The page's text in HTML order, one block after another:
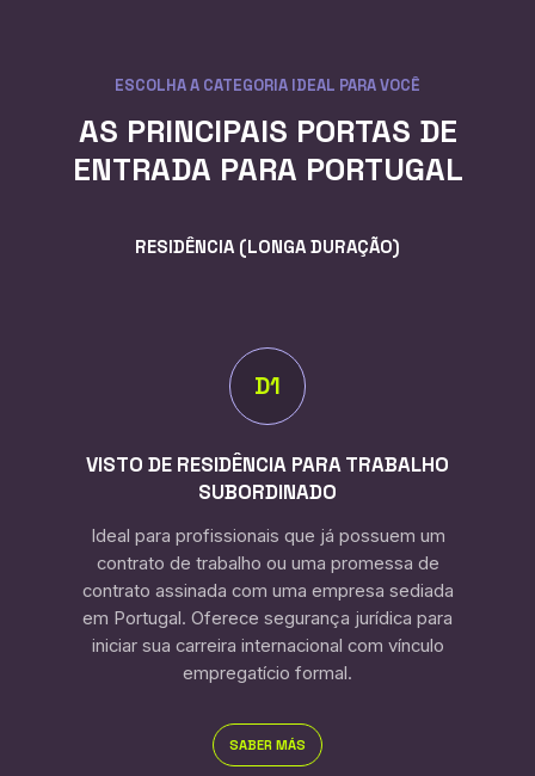
ESCOLHA A CATEGORIA IDEAL PARA VOCÊ
AS PRINCIPAIS PORTAS DE
ENTRADA PARA PORTUGAL
RESIDÊNCIA (LONGA DURAÇÃO)
D1
VISTO DE RESIDÊNCIA PARA TRABALHO
SUBORDINADO
Ideal para profissionais que já possuem um
contrato de trabalho ou uma promessa de
contrato assinada com uma empresa sediada
em Portugal. Oferece segurança jurídica para
iniciar sua carreira internacional com vínculo
empregatício formal.
SABER MÁS